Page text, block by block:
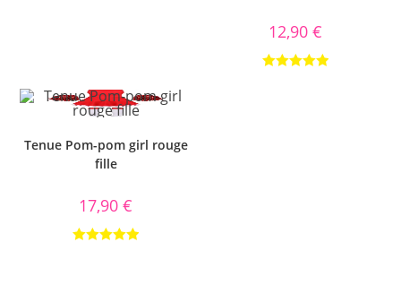
12,90 €
Tenue Pom-pom girl rouge
fille
17,90€